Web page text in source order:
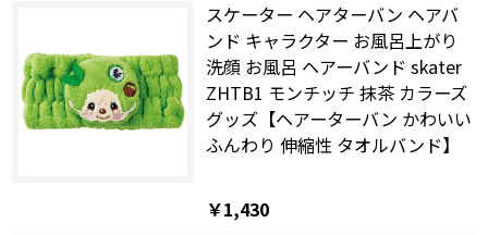
スケーター ヘアターバン ヘアバ
ンド キャラクター お風呂上がり
洗顔 お風呂 ヘアーバンド skater
ZHTB1 モンチッチ 抹茶 カラーズ
グッズ【ヘアーターバン かわいい
ふんわり 伸縮性 タオルバンド】
￥1,430